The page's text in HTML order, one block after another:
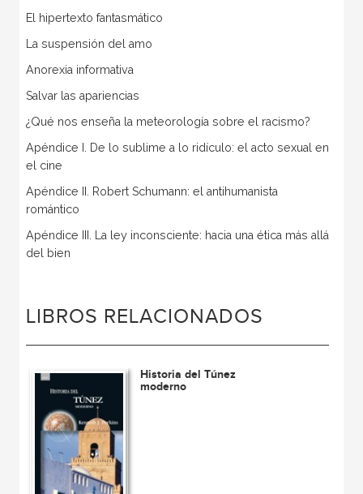
El hipertexto fantasmático
La suspensión del amo
Anorexia informativa
Salvar las apariencias
¿Qué nos enseña la meteorología sobre el racismo?
Apéndice I. De lo sublime a lo ridículo: el acto sexual en
el cine
Apéndice II. Robert Schumann: el antihumanista
romántico
Apéndice III. La ley inconsciente: hacia una ética más allá
del bien
LIBROS RELACIONADOS
Historia del Túnez
moderno